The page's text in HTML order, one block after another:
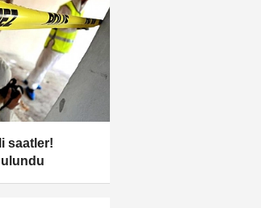
saatler!